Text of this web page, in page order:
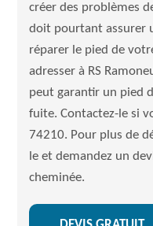
créer des problèmes
doit pourtant assurer
réparer le pied de
adresser à RS
peut garantir un pied
fuite. Contactez-le si
74210. Pour plus de
le et demandez un
cheminée.